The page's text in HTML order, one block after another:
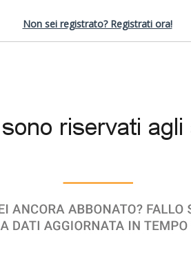
Non sei registrato? Registrati ora!